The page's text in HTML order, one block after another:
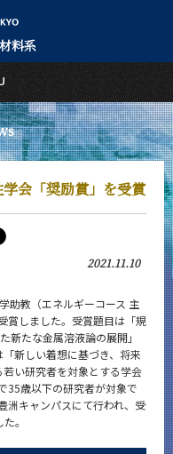
料系
会「奨励賞」を受賞
2021.11.10
助教（エネルギーコース 主
賞しました。受賞題目は「規
新たな金属溶液論の展開」
新しい着想に基づき、将来
い研究者を対象とする学会
35歳以下の研究者が対象で
洲キャンパスにて行われ、受
。
English